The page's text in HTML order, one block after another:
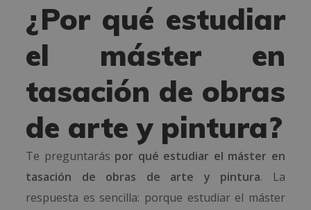
¿Por qué estudiar
el máster en
tasación de obras
de arte y pintura?
Te preguntarás por qué estudiar el máster en
tasación de obras de arte y pintura. La
respuesta es sencilla: porque estudiar el máster